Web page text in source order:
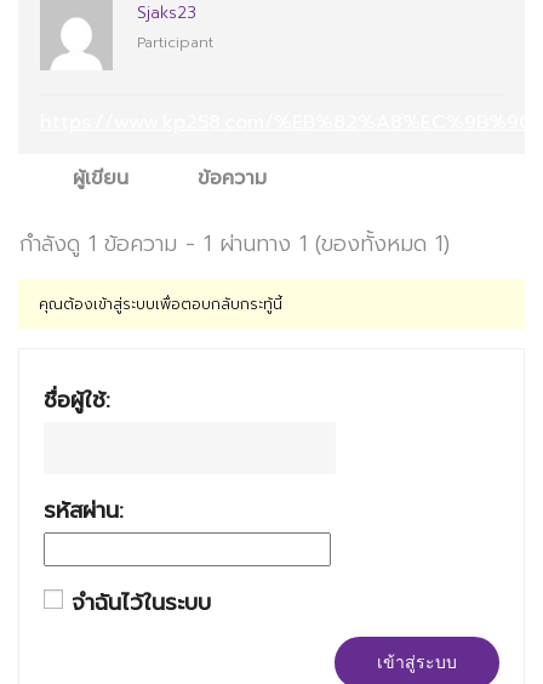
Sjaks23
Participant
ผู้เขียน
ข้อความ
กำลังดู 1 ข้อความ - 1 ผ่านทาง 1 (ของทั้งหมด 1)
คุณต้องเข้าสู่ระบบเพื่อตอบกลับกระทู้นี้
ชื่อผู้ใช้:
รหัสผ่าน:
จำฉันไว้ในระบบ
เข้าสู่ระบบ